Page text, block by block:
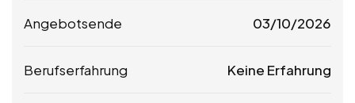
Angebotsende 03/10/2026
Berufserfahrung Keine Erfahrung